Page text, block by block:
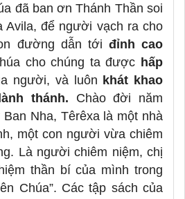
đã ban ơn Thánh Thần soi
Avila, để người vạch ra cho
đường dẫn tới đỉnh cao
cho chúng ta được hấp
người, và luôn khát khao
thánh. Chào đời năm
Nha, Têrêxa là một nhà
một con người vừa chiêm
Là người chiêm niệm, chị
thần bí của mình trong
Chúa”. Các tập sách của